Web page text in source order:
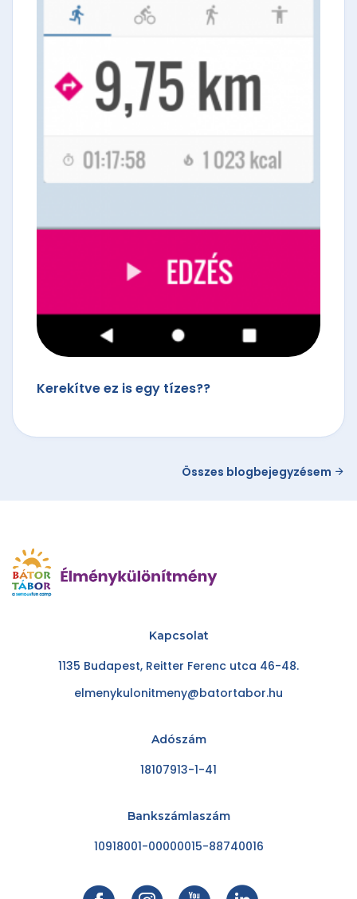
Kerekítve ez is egy tízes??
Összes blogbejegyzésem
Kapcsolat
1135 Budapest, Reitter Ferenc utca 46-48.
elmenykulonitmeny@batortabor.hu
Adószám
18107913-1-41
Bankszámlaszám
10918001-00000015-88740016